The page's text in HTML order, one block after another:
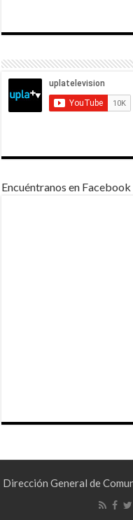
Encuéntranos en Facebook
Dirección General de